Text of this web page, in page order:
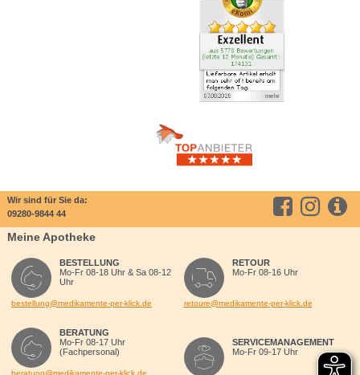
Wir sind für Sie da:
09280-9844 44
Meine Apotheke
BESTELLUNG
Mo-Fr 08-18 Uhr & Sa 08-12
Uhr
bestellung@medikamente-per-klick.de
BERATUNG
Mo-Fr 08-17 Uhr
(Fachpersonal)
beratung@medikamente-per-klick.de
RETOUR
Mo-Fr 08-16 Uhr
retoure@medikamente-per-klick.de
SERVICEMANAGEMENT
Mo-Fr 09-17 Uhr